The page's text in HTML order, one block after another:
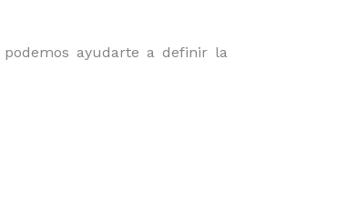
ayudarte a definir la